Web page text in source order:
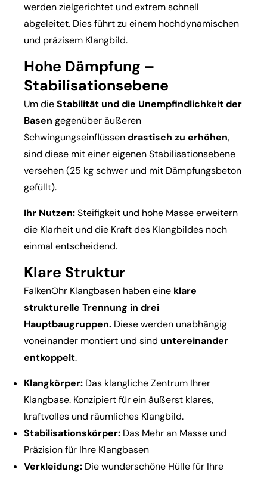
werden zielgerichtet und extrem schnell
abgeleitet. Dies führt zu einem hochdynamischen
und präzisem Klangbild.
Hohe Dämpfung –
Stabilisationsebene
Um dieStabilität und die Unempfindlichkeit der
Basen gegenüber äußeren
Schwingungseinflüssendrastisch zu erhöhen,
sind diese mit einer eigenen Stabilisationsebene
versehen (25 kg schwer und mit Dämpfungsbeton
gefüllt).
Ihr Nutzen:Steifigkeit und hohe Masse erweitern
die Klarheit und die Kraft des Klangbildes noch
einmal entscheidend.
Klare Struktur
FalkenOhr Klangbasen haben eine klare
strukturelle Trennung in drei
Hauptbaugruppen. Diese werden unabhängig
voneinander montiert und sind untereinander
entkoppelt.
Klangkörper: Das klangliche Zentrum Ihrer
Klangbase. Konzipiert für ein äußerst klares,
kraftvolles und räumliches Klangbild.
Stabilisationskörper: Das Mehr an Masse und
Präzision für Ihre Klangbasen
Verkleidung: Die wunderschöne Hülle für Ihre